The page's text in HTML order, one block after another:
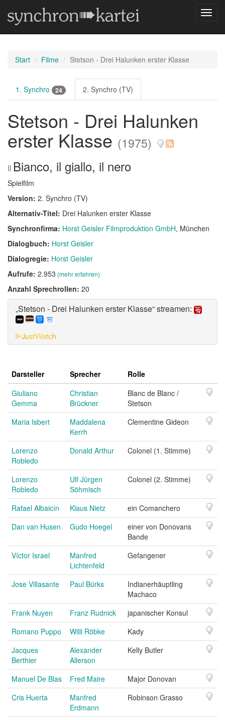
Start Filme Stetson - Drei Halunken erster Klasse
1. Synchro 24 2. Synchro (TV)
Stetson - Drei Halunken
erster Klasse (1975)
Il Bianco, il giallo, il nero
Spielfilm
Version: 2. Synchro (TV)
Alternativ-Titel: Drei Halunken erster Klasse
Synchronfirma: Horst Geisler Filmproduktion GmbH, München
Dialogbuch: Horst Geisler
Dialogregie: Horst Geisler
Aufrufe: 2.953 (mehr erfahren)
Anzahl Sprechrollen: 20
„Stetson - Drei Halunken erster Klasse“ streamen:
Darsteller Sprecher
Rolle
Giuliano
Gemma
Christian
Brückner
Blanc de Blanc /
Stetson
Maria Isbert
Maddalena
Kerrh
Clementine Gideon
Lorenzo
Robledo
Donald Arthur Colonel (1. Stimme)
Lorenzo
Robledo
Ulf Jürgen
Söhmisch
Colonel (2. Stimme)
Rafael Albaicín Klaus Nietz
ein Comanchero
Dan van Husen
Gudo Hoegel
einer von Donovans
Bande
Víctor Israel
Manfred
Lichtenfeld
Gefangener
Jose Villasante Paul Bürks
Indianerhäuptling
Machaco
Frank Nuyen
Franz Rudnick
japanischer Konsul
Romano Puppo
Willi Röbke
Kady
Jacques
Berthier
Alexander
Allerson
Kelly Butler
Manuel De Blas Fred Maire
Major Donovan
Cris Huerta
Manfred
Erdmann
Robinson Grasso